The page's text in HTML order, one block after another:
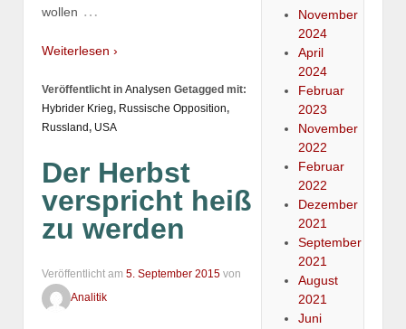
wollen …
Weiterlesen ›
Veröffentlicht in Analysen Getagged mit:
Hybrider Krieg, Russische Opposition,
Russland, USA
Der Herbst
verspricht heiß
zu werden
Veröffentlicht am 5. September 2015 von
Analitik
November
2024
April
2024
Februar
2023
November
2022
Februar
2022
Dezember
2021
September
2021
August
2021
Juni